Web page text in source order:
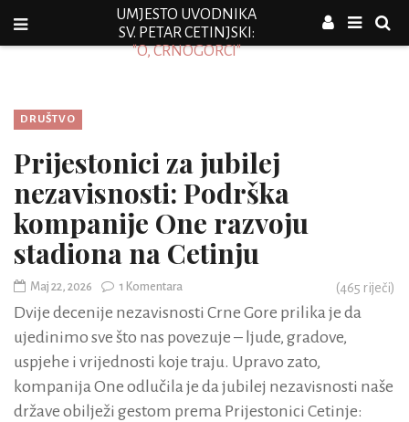
UMJESTO UVODNIKA
SV. PETAR CETINJSKI:
"O, CRNOGORCI"
DRUŠTVO
Prijestonici za jubilej
nezavisnosti: Podrška
kompanije One razvoju
stadiona na Cetinju
Maj 22, 2026 1 Komentara (465 riječi)
Dvije decenije nezavisnosti Crne Gore prilika je da
ujedinimo sve što nas povezuje – ljude, gradove,
uspjehe i vrijednosti koje traju. Upravo zato,
kompanija One odlučila je da jubilej nezavisnosti naše
države obilježi gestom prema Prijestonici Cetinje: